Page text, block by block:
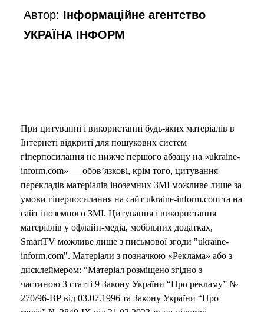
Автор: Інформаційне агентство
УКРАЇНА ІНФОРМ
При цитуванні і використанні будь-яких матеріалів в
Інтернеті відкриті для пошукових систем
гіперпосилання не нижче першого абзацу на «ukraine-
inform.com» — обов’язкові, крім того, цитування
перекладів матеріалів іноземних ЗМІ можливе лише за
умови гіперпосилання на сайт ukraine-inform.com та на
сайт іноземного ЗМІ. Цитування і використання
матеріалів у офлайн-медіа, мобільних додатках,
SmartTV можливе лише з письмової згоди "ukraine-
inform.com". Матеріали з позначкою «Реклама» або з
дисклеймером: “Матеріал розміщено згідно з
частиною 3 статті 9 Закону України “Про рекламу” №
270/96-ВР від 03.07.1996 та Закону України “Про